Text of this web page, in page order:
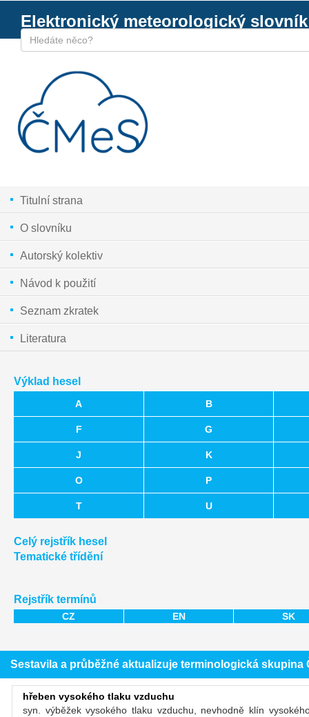
Elektronický meteorologický slovník
Titulní strana
O slovníku
Autorský kolektiv
Návod k použití
Seznam zkratek
Literatura
Výklad hesel
A B
F G
J K
O P
T U
Celý rejstřík hesel
Tematické třídění
Rejstřík termínů
CZ EN SK
Sestavila a průběžné aktualizuje terminologická
hřeben vysokého tlaku vzduchu
syn. výběžek vysokého tlaku vzduchu, nevhodně klín